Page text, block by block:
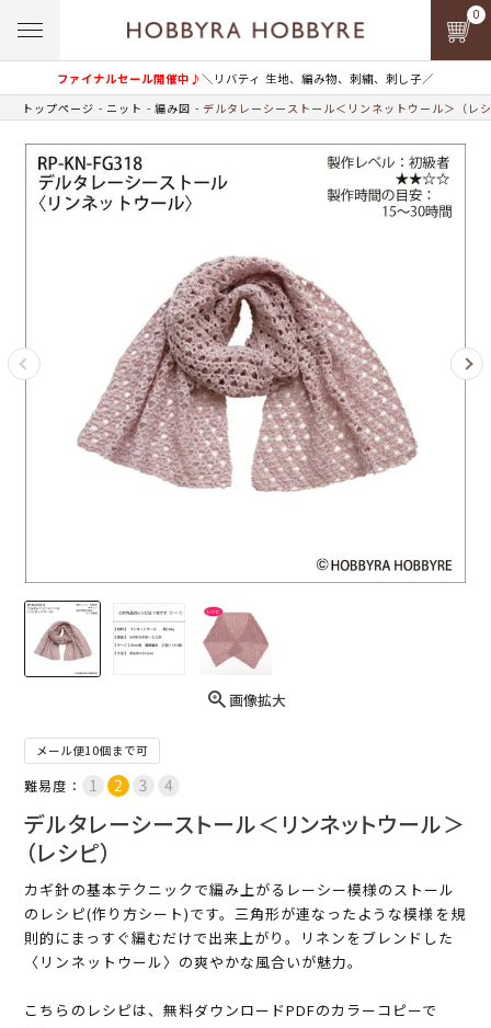
ファイナルセール開催中♪＼リバティ 生地、編み物、刺繍、刺し子／
0
トップページ ニット 編み図 デルタレーシーストール＜リンネットウール＞（レ
画像拡大
メール便10個まで可
難易度：
デルタレーシーストール＜リンネットウール＞
（レシピ）
カギ針の基本テクニックで編み上がるレーシー模様のストール
のレシピ(作り方シート)です。三角形が連なったような模様を規
則的にまっすぐ編むだけで出来上がり。リネンをブレンドした
〈リンネットウール〉の爽やかな風合いが魅力。
こちらのレシピは、無料ダウンロードPDFのカラーコピーで